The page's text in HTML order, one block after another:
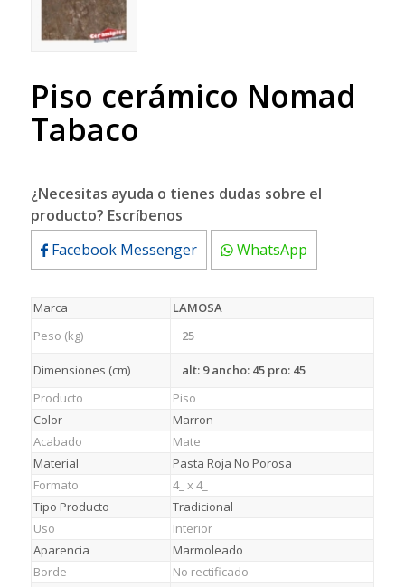
Piso cerámico Nomad
Tabaco
¿Necesitas ayuda o tienes dudas sobre el
producto? Escríbenos
Facebook Messenger
WhatsApp
Marca
LAMOSA
Peso (kg)
25
Dimensiones (cm)
alt: 9 ancho: 45 pro: 45
Producto
Piso
Color
Marron
Acabado
Mate
Material
Pasta Roja No Porosa
Formato
4_ x 4_
Tipo Producto
Tradicional
Uso
Interior
Aparencia
Marmoleado
Borde
No rectificado